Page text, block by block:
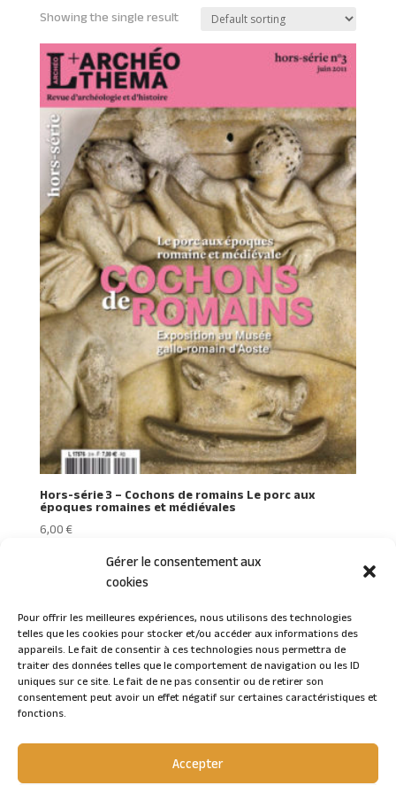
Gérer le consentement aux
cookies
Pour offrir les meilleures expériences, nous utilisons des technologies
telles que les cookies pour stocker et/ou accéder aux informations des
appareils. Le fait de consentir à ces technologies nous permettra de
traiter des données telles que le comportement de navigation ou les ID
uniques sur ce site. Le fait de ne pas consentir ou de retirer son
consentement peut avoir un effet négatif sur certaines caractéristiques et
fonctions.
Accepter
Showing the single result
Hors-série 3 – Cochons de romains Le porc aux
époques romaines et médiévales
6,00€
Connexion